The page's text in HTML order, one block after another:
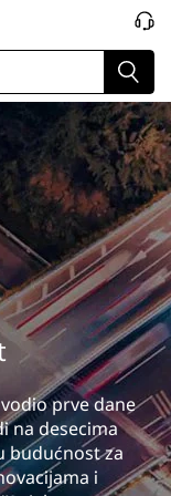
prve dane
na desecima
budućnost za
i